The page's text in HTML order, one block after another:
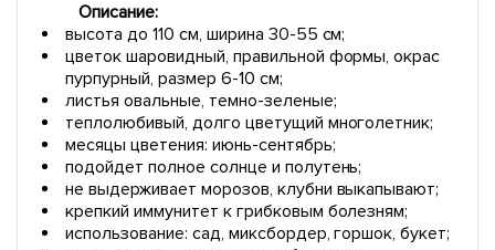
Описание:
высота до 110 см, ширина 30-55 см;
цветок шаровидный, правильной формы, окрас
пурпурный, размер 6-10 см;
листья овальные, темно-зеленые;
теплолюбивый, долго цветущий многолетник;
месяцы цветения: июнь-сентябрь;
подойдет полное солнце и полутень;
не выдерживает морозов, клубни выкапывают;
крепкий иммунитет к грибковым болезням;
использование: сад, миксбордер, горшок, букет;